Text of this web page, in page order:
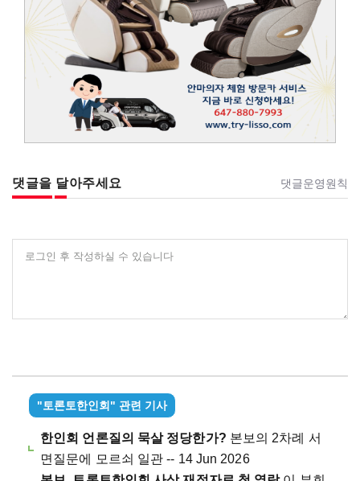
댓글을 달아주세요 댓글운영원칙
로그인 후 작성하실 수 있습니다
"토론토한인회" 관련 기사
한인회 언론질의 묵살 정당한가? 본보의 2차례 서
면질문에 모르쇠 일관 -- 14 Jun 2026